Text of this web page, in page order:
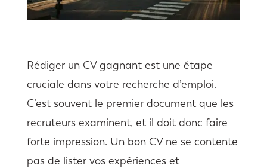
Rédiger un CV gagnant est une étape
cruciale dans votre recherche d’emploi.
C’est souvent le premier document que les
recruteurs examinent, et il doit donc faire
forte impression. Un bon CV ne se contente
pas de lister vos expériences et